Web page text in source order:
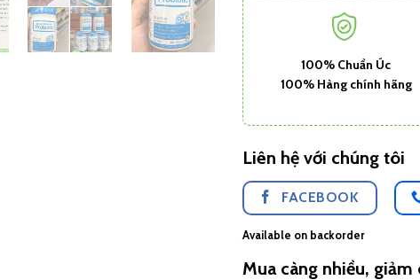
100% Chuẩn Úc
100% Hàng chính hãng
Liên hệ với chúng tôi
FACEBOOK
Available on backorder
Mua càng nhiều,